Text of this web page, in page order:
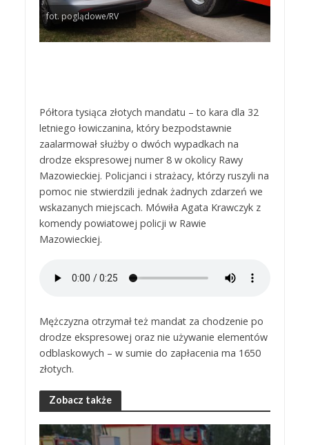
fot. poglądowe/RV
Półtora tysiąca złotych mandatu – to kara dla 32
letniego łowiczanina, który bezpodstawnie
zaalarmował służby o dwóch wypadkach na
drodze ekspresowej numer 8 w okolicy Rawy
Mazowieckiej. Policjanci i strażacy, którzy ruszyli na
pomoc nie stwierdzili jednak żadnych zdarzeń we
wskazanych miejscach. Mówiła Agata Krawczyk z
komendy powiatowej policji w Rawie
Mazowieckiej.
Mężczyzna otrzymał też mandat za chodzenie po
drodze ekspresowej oraz nie używanie elementów
odblaskowych – w sumie do zapłacenia ma 1650
złotych.
Zobacz także